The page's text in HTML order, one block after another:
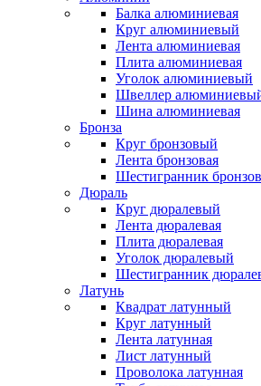
Балка алюминиевая
Круг алюминиевый
Лента алюминиевая
Плита алюминиевая
Уголок алюминиевый
Швеллер
Шина алюминиевая
Бронза
Круг бронзовый
Лента бронзовая
Шестигранник
Дюраль
Круг дюралевый
Лента дюралевая
Плита дюралевая
Уголок дюралевый
Шестигранник
Латунь
Квадрат латунный
Круг латунный
Лента латунная
Лист латунный
Проволока латунная